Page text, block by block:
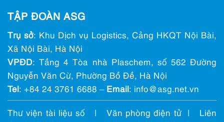
TẬP ĐOÀN ASG
Trụ sở: Khu Dịch vụ Logistics, Cảng HKQT Nội Bài,
Xã Nội Bài, Hà Nội
VPĐD: Tầng 4 Tòa nhà Plaschem, số 562 Đường
Nguyễn Văn Cừ, Phường Bồ Đề, Hà Nội
Tel: +84 24 3761 6688 – Email: info@ asg.net.vn
Thư viện tài liệu số | Văn phòng điện tử|
Liên